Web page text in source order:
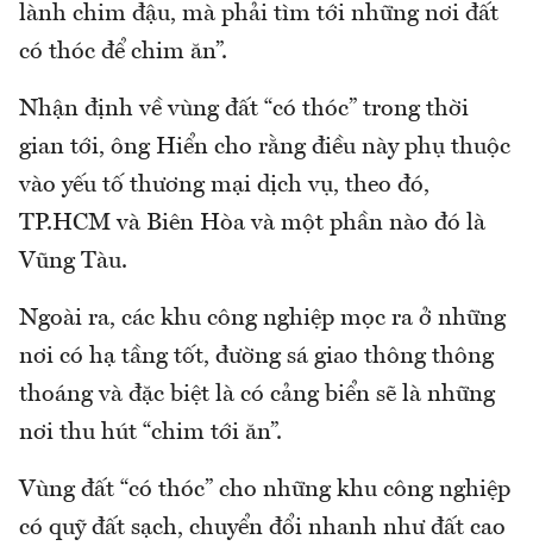
lành chim đậu, mà phải tìm tới những nơi đất
có thóc để chim ăn”.
Nhận định về vùng đất “có thóc” trong thời
gian tới, ông Hiển cho rằng điều này phụ thuộc
vào yếu tố thương mại dịch vụ, theo đó,
TP.HCM và Biên Hòa và một phần nào đó là
Vũng Tàu.
Ngoài ra, các khu công nghiệp mọc ra ở những
nơi có hạ tầng tốt, đường sá giao thông thông
thoáng và đặc biệt là có cảng biển sẽ là những
nơi thu hút “chim tới ăn”.
Vùng đất “có thóc” cho những khu công nghiệp
có quỹ đất sạch, chuyển đổi nhanh như đất cao